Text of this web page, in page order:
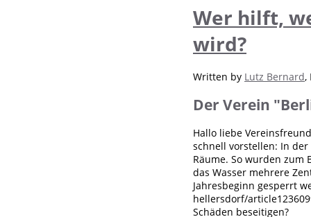
Wer hilft,
wird?
Written by Lutz Bernard,
Der Verein
Hallo liebe
schnell vorstellen: In
Räume. So wurden zum
das Wasser mehrere
Jahresbeginn gesperrt
hellersdorf/
Schäden beseitigen?